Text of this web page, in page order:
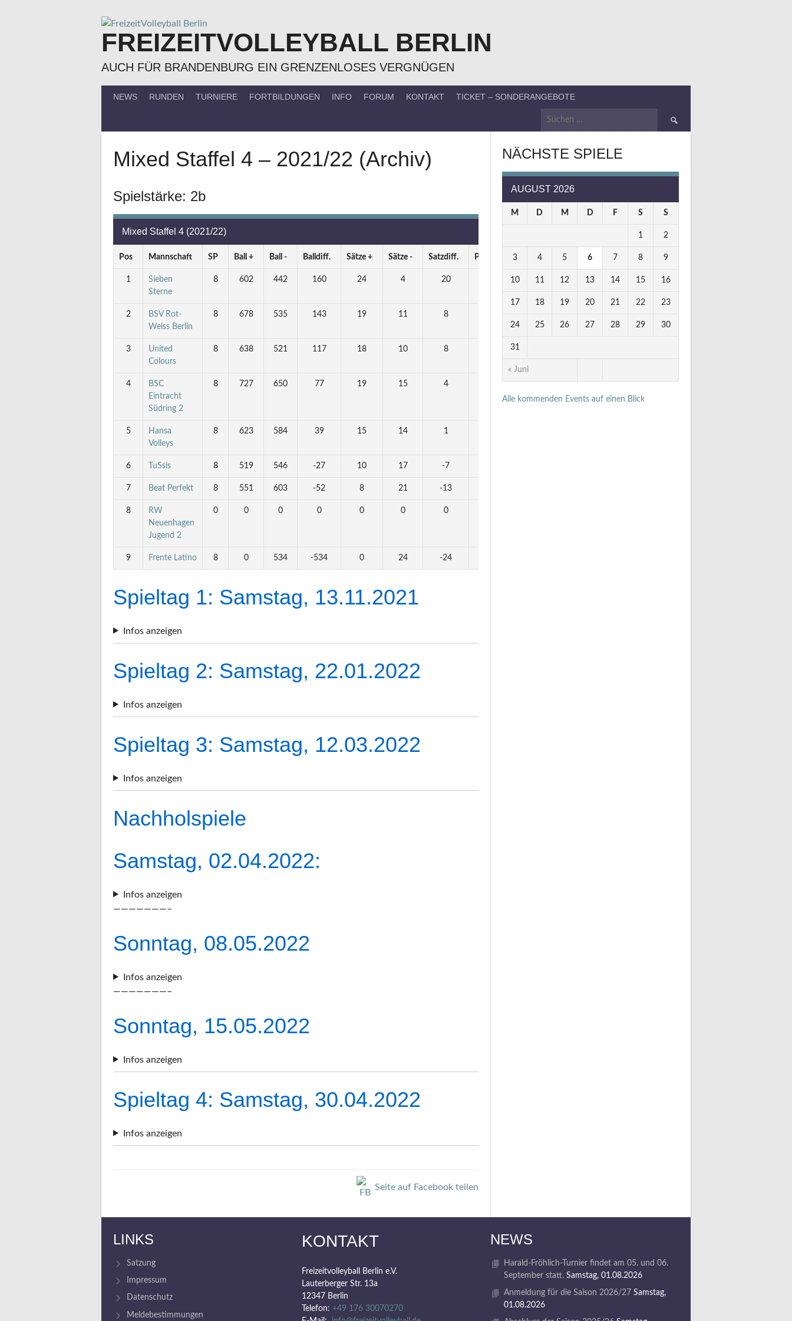
FREIZEITVOLLEYBALL BERLIN
AUCH FÜR BRANDENBURG EIN GRENZENLOSES VERGNÜGEN
NEWS RUNDEN TURNIERE FORTBILDUNGEN INFO FORUM KONTAKT
TICKET – SONDERANGEBOTE
Suchen
Mixed Staffel 4 – 2021/22 (Archiv)
Spielstärke: 2b
Mixed Staffel 4 (2021/22)
Pos Mannschaft SP Ball + Ball - Balldiff. Sätze + Sätze - Satzdiff. Punkte
1
Sieben
Sterne
8 602 442 160 24 4 20
2
BSV Rot-
Weiss Berlin
8 678 535 143 19 11 8
3
United
Colours
8 638 521 117 18 10 8
4
BSC
Eintracht
Südring 2
8 727 650 77 19 15 4
5
Hansa
Volleys
8 623 584 39 15 14 1
6 TuSsis 8 519 546 -27 10 17 -7
7 Beat Perfekt 8 551 603 -52 8 21 -13
8
RW
Neuenhagen
Jugend 2
0 0 0 0 0 0 0
9 Frente Latino 8 0 534 -534 0 24 -24
Spieltag 1: Samstag, 13.11.2021
Infos anzeigen
Spieltag 2: Samstag, 22.01.2022
Infos anzeigen
Spieltag 3: Samstag, 12.03.2022
Infos anzeigen
Nachholspiele
Samstag, 02.04.2022:
Infos anzeigen
———————–
Sonntag, 08.05.2022
Infos anzeigen
———————–
Sonntag, 15.05.2022
Infos anzeigen
Spieltag 4: Samstag, 30.04.2022
Infos anzeigen
Seite auf Facebook teilen
NÄCHSTE SPIELE
AUGUST 2026
M D M D F S S
« Juni
1 2
3 4 5 6 7 8 9
10 11 12 13 14 15 16
17 18 19 20 21 22 23
24 25 26 27 28 29 30
31
Alle kommenden Events auf einen Blick
LINKS
Satzung
Impressum
Datenschutz
Meldebestimmungen
KONTAKT
Freizeitvolleyball Berlin e.V.
Lauterberger Str. 13a
12347 Berlin
Telefon: +49 176 30070270
NEWS
Harald-Fröhlich-Turnier findet am 05. und 06.
September statt. Samstag, 01.08.2026
Anmeldung für die Saison 2026/27 Samstag,
01.08.2026